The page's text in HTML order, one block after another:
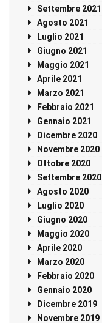
Settembre 2021
Agosto 2021
Luglio 2021
Giugno 2021
Maggio 2021
Aprile 2021
Marzo 2021
Febbraio 2021
Gennaio 2021
Dicembre 2020
Novembre 2020
Ottobre 2020
Settembre 2020
Agosto 2020
Luglio 2020
Giugno 2020
Maggio 2020
Aprile 2020
Marzo 2020
Febbraio 2020
Gennaio 2020
Dicembre 2019
Novembre 2019